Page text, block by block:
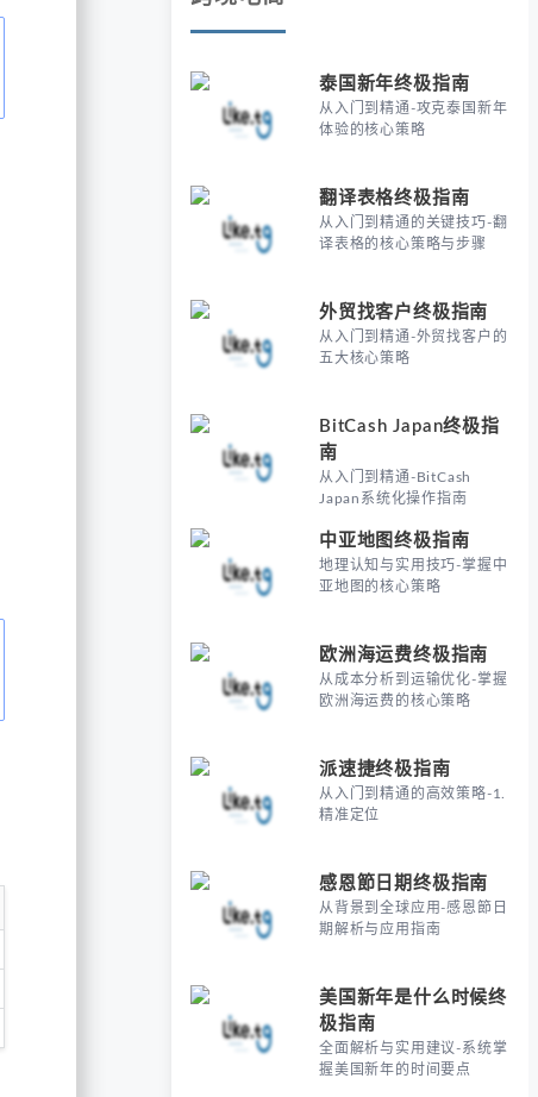
泰国新年终极指南
从入门到精通-攻克泰国新年
体验的核心策略
翻译表格终极指南
从入门到精通的关键技巧-翻
译表格的核心策略与步骤
外贸找客户终极指南
从入门到精通-外贸找客户的
五大核心策略
BitCash Japan终极指
南
从入门到精通-BitCash
Japan系统化操作指南
中亚地图终极指南
地理认知与实用技巧-掌握中
亚地图的核心策略
欧洲海运费终极指南
从成本分析到运输优化-掌握
欧洲海运费的核心策略
派速捷终极指南
从入门到精通的高效策略-1.
精准定位
感恩節日期终极指南
从背景到全球应用-感恩節日
期解析与应用指南
美国新年是什么时候终
极指南
全面解析与实用建议-系统掌
握美国新年的时间要点